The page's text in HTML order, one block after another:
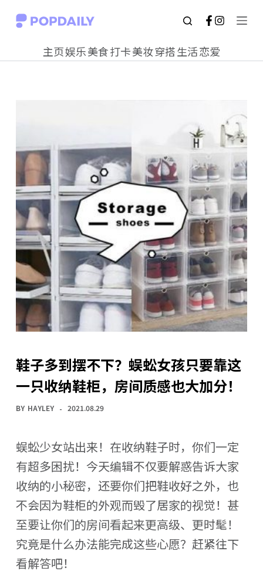
S
o
n
t
e
n
t
主页娱乐美食打卡美妆穿搭生活恋爱
鞋子多到摆不下？蜈蚣女孩只要靠这
一只收纳鞋柜，房间质感也大加分！
BY HAYLEY 2021.08.29
蜈蚣少女站出来！在收纳鞋子时，你们一定
有超多困扰！今天编辑不仅要解惑告诉大家
收纳的小秘密，还要你们把鞋收好之外，也
不会因为鞋柜的外观而毁了居家的视觉！甚
至要让你们的房间看起来更高级、更时髦！
究竟是什么办法能完成这些心愿？赶紧往下
看解答吧！